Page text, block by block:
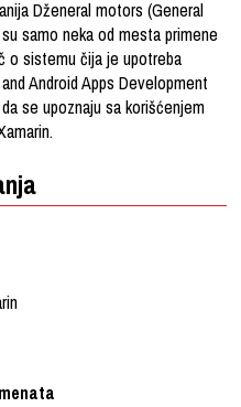
Dženeral motors (General
samo neka od mesta primene
o sistemu čija je upotreba
Android Apps Development
se upoznaju sa korišćenjem